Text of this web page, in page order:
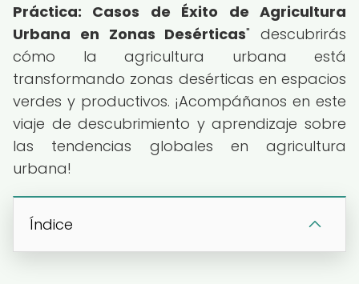
Práctica: Casos de Éxito de Agricultura
Urbana en Zonas Desérticas" descubrirás
cómo la agricultura urbana está
transformando zonas desérticas en espacios
verdes y productivos. ¡Acompáñanos en este
viaje de descubrimiento y aprendizaje sobre
las tendencias globales en agricultura
urbana!
Índice